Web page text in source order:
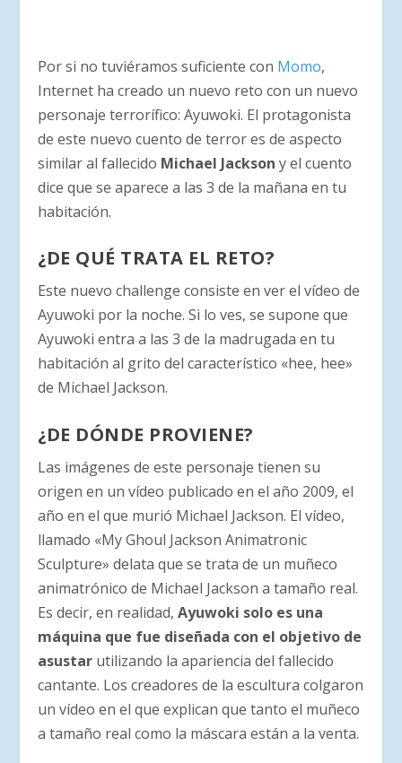
Por si no tuviéramos suficiente con Momo,
Internet ha creado un nuevo reto con un nuevo
personaje terrorífico: Ayuwoki. El protagonista
de este nuevo cuento de terror es de aspecto
similar al fallecido Michael Jackson y el cuento
dice que se aparece a las 3 de la mañana en tu
habitación.
¿DE QUÉ TRATA EL RETO?
Este nuevo challenge consiste en ver el vídeo de
Ayuwoki por la noche. Si lo ves, se supone que
Ayuwoki entra a las 3 de la madrugada en tu
habitación al grito del característico «hee, hee»
de Michael Jackson.
¿DE DÓNDE PROVIENE?
Las imágenes de este personaje tienen su
origen en un vídeo publicado en el año 2009, el
año en el que murió Michael Jackson. El vídeo,
llamado «My Ghoul Jackson Animatronic
Sculpture» delata que se trata de un muñeco
animatrónico de Michael Jackson a tamaño real.
Es decir, en realidad,Ayuwoki solo es una
máquina que fue diseñada con el objetivo de
asustar utilizando la apariencia del fallecido
cantante. Los creadores de la escultura colgaron
un vídeo en el que explican que tanto el muñeco
a tamaño real como la máscara están a la venta.